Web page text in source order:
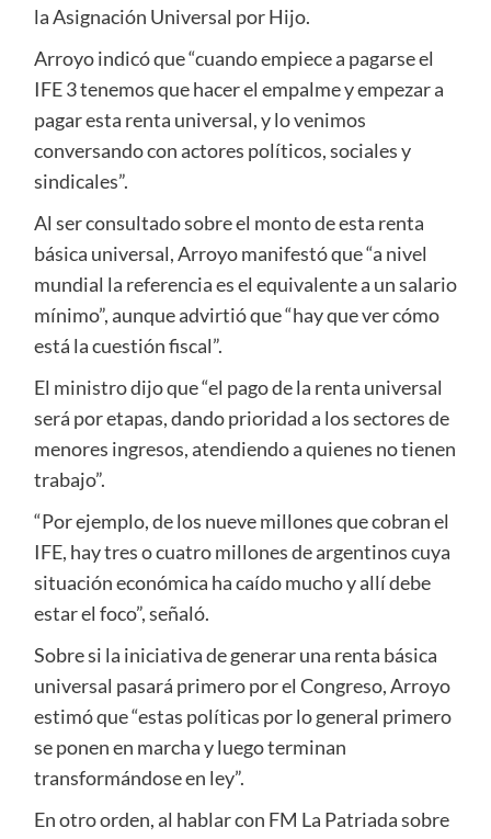
la Asignación Universal por Hijo.
Arroyo indicó que “cuando empiece a pagarse el
IFE 3 tenemos que hacer el empalme y empezar a
pagar esta renta universal, y lo venimos
conversando con actores políticos, sociales y
sindicales”.
Al ser consultado sobre el monto de esta renta
básica universal, Arroyo manifestó que “a nivel
mundial la referencia es el equivalente a un salario
mínimo”, aunque advirtió que “hay que ver cómo
está la cuestión fiscal”.
El ministro dijo que “el pago de la renta universal
será por etapas, dando prioridad a los sectores de
menores ingresos, atendiendo a quienes no tienen
trabajo”.
“Por ejemplo, de los nueve millones que cobran el
IFE, hay tres o cuatro millones de argentinos cuya
situación económica ha caído mucho y allí debe
estar el foco”, señaló.
Sobre si la iniciativa de generar una renta básica
universal pasará primero por el Congreso, Arroyo
estimó que “estas políticas por lo general primero
se ponen en marcha y luego terminan
transformándose en ley”.
En otro orden, al hablar con FM La Patriada sobre